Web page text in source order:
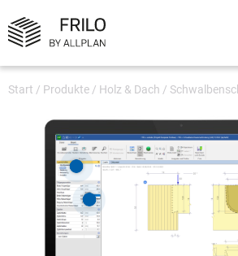
Start / Produkte / Holz & Dach /